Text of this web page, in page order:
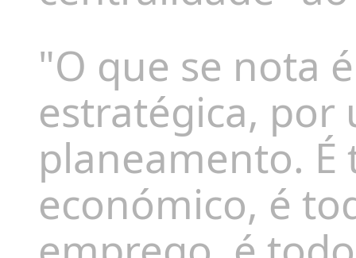
"O que se nota
estratégica,
planeamento.
económico, é